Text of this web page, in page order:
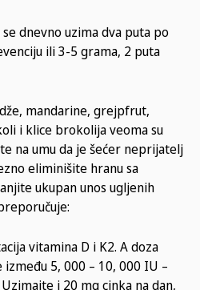
dnevno uzima dva puta po
ili 3-5 grama, 2 puta
mandarine, grejpfrut,
i klice brokolija veoma su
na umu da je šećer neprijatelj
eliminišite hranu sa
ukupan unos ugljenih
vitamina D i K2. A doza
5, 000 – 10, 000 IU –
i 20 mg cinka na dan,